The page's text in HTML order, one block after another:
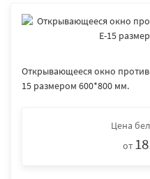
Открывающееся окно
15 размером 600*800 мм.
Цена
от